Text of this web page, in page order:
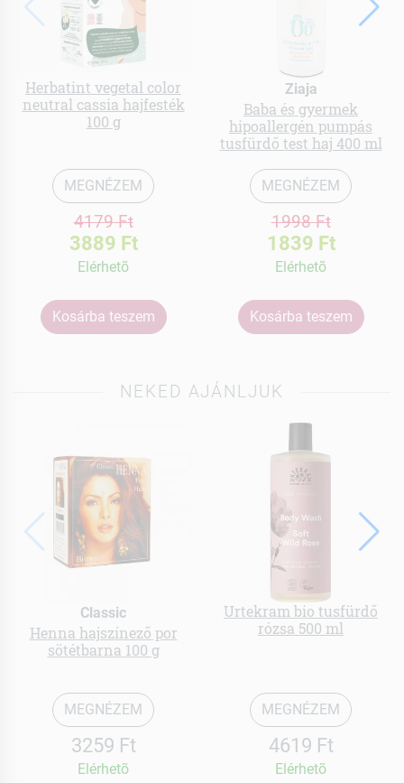
Herbatint vegetal color
neutral cassia hajfesték
100 g
MEGNÉZEM
4179 Ft
3889 Ft
Elérhetõ
Kosárba teszem
Ziaja
Baba és gyermek
hipoallergén pumpás
tusfürdő test haj 400 ml
MEGNÉZEM
1998 Ft
1839 Ft
Elérhetõ
Kosárba teszem
NEKED AJÁNLJUK
Classic
Henna hajszínező por
sötétbarna 100 g
MEGNÉZEM
3259 Ft
Elérhetõ
Urtekram bio tusfürdő
rózsa 500 ml
MEGNÉZEM
4619 Ft
Elérhetõ